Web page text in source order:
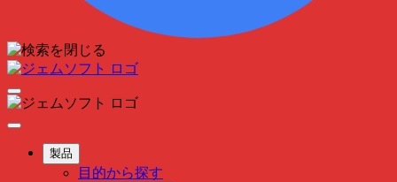
製品
目的から探す